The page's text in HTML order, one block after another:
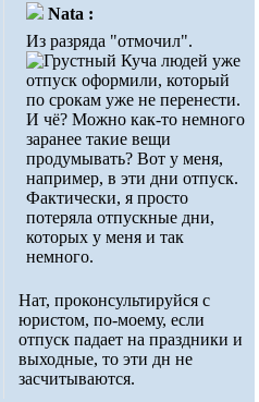
Nata :
Из разряда "отмочил".
Куча людей уже
отпуск оформили, который
по срокам уже не перенести.
И чё? Можно как-то немного
заранее такие вещи
продумывать? Вот у меня,
например, в эти дни отпуск.
Фактически, я просто
потеряла отпускные дни,
которых у меня и так
немного.
Нат, проконсультируйся с
юристом, по-моему, если
отпуск падает на праздники и
выходные, то эти дн не
засчитываются.